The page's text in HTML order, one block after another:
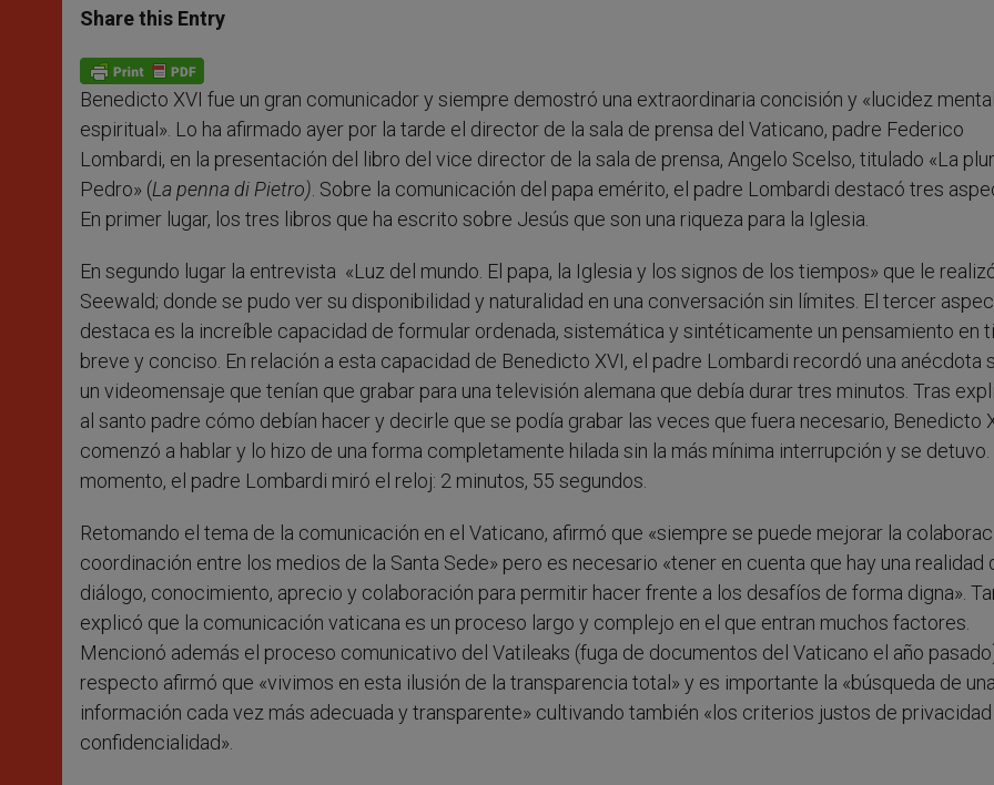
t
s
p
p
s
e
g
e
r
e
b
o
k
Share this Entry
Benedicto XVI fue un gran comunicador y siempre demostró una extraordinaria concisión y «lucidez
espiritual». Lo ha afirmado ayer por la tarde el director de la sala de prensa del Vaticano, padre Federico
Lombardi, en la presentación del libro del vice director de la sala de prensa, Angelo Scelso, titulado «La
Pedro» (La penna di Pietro). Sobre la comunicación del papa emérito, el padre Lombardi destacó tres
En primer lugar, los tres libros que ha escrito sobre Jesús que son una riqueza para la Iglesia.
En segundo lugar la entrevista «Luz del mundo. El papa, la Iglesia y los signos de los tiempos» que le
Seewald; donde se pudo ver su disponibilidad y naturalidad en una conversación sin límites. El tercer
destaca es la increíble capacidad de formular ordenada, sistemática y sintéticamente un pensamiento en
breve y conciso. En relación a esta capacidad de Benedicto XVI, el padre Lombardi recordó una anécdota
un videomensaje que tenían que grabar para una televisión alemana que debía durar tres minutos. Tras
al santo padre cómo debían hacer y decirle que se podía grabar las veces que fuera necesario, Benedicto
comenzó a hablar y lo hizo de una forma completamente hilada sin la más mínima interrupción y se detuvo.
momento, el padre Lombardi miró el reloj: 2 minutos, 55 segundos.
Retomando el tema de la comunicación en el Vaticano, afirmó que «siempre se puede mejorar la
coordinación entre los medios de la Santa Sede» pero es necesario «tener en cuenta que hay una realidad
diálogo, conocimiento, aprecio y colaboración para permitir hacer frente a los desafíos de forma digna».
explicó que la comunicación vaticana es un proceso largo y complejo en el que entran muchos factores.
Mencionó además el proceso comunicativo del Vatileaks (fuga de documentos del Vaticano el año
respecto afirmó que «vivimos en esta ilusión de la transparencia total» y es importante la «búsqueda de
información cada vez más adecuada y transparente» cultivando también «los criterios justos de
confidencialidad».